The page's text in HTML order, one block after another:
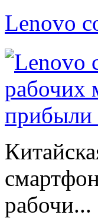
Lenovo
рабочи...